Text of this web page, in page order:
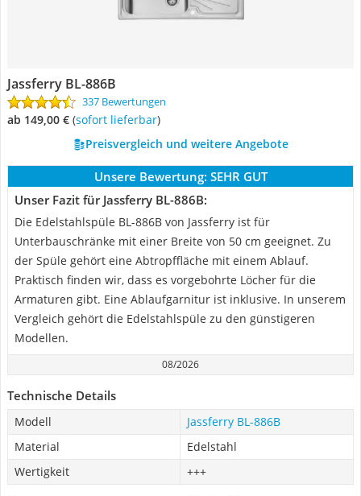
Jassferry BL-886B
337 Bewertungen
ab 149,00 € ( Sofort lieferbar)
Preisvergleich und weitere Angebote
Unsere Bewertung: SEHR GUT
Unser Fazit für Jassferry BL-886B:
Die Edelstahlspüle BL-886B von Jassferry ist für
Unterbauschränke mit einer Breite von 50 cm geeignet. Zu
der Spüle gehört eine Abtropffläche mit einem Ablauf.
Praktisch finden wir, dass es vorgebohrte Löcher für die
Armaturen gibt. Eine Ablaufgarnitur ist inklusive. In unserem
Vergleich gehört die Edelstahlspüle zu den günstigeren
Modellen.
08/2026
Technische Details
Modell
Jassferry BL-886B
Material
Edelstahl
Wertigkeit
+++